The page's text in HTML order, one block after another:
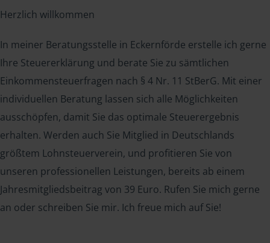
Herzlich willkommen
In meiner Beratungsstelle in Eckernförde erstelle ich gerne
Ihre Steuererklärung und berate Sie zu sämtlichen
Einkommensteuerfragen nach § 4 Nr. 11 StBerG. Mit einer
individuellen Beratung lassen sich alle Möglichkeiten
ausschöpfen, damit Sie das optimale Steuerergebnis
erhalten. Werden auch Sie Mitglied in Deutschlands
größtem Lohnsteuerverein, und profitieren Sie von
unseren professionellen Leistungen, bereits ab einem
Jahresmitgliedsbeitrag von 39 Euro. Rufen Sie mich gerne
an oder schreiben Sie mir. Ich freue mich auf Sie!